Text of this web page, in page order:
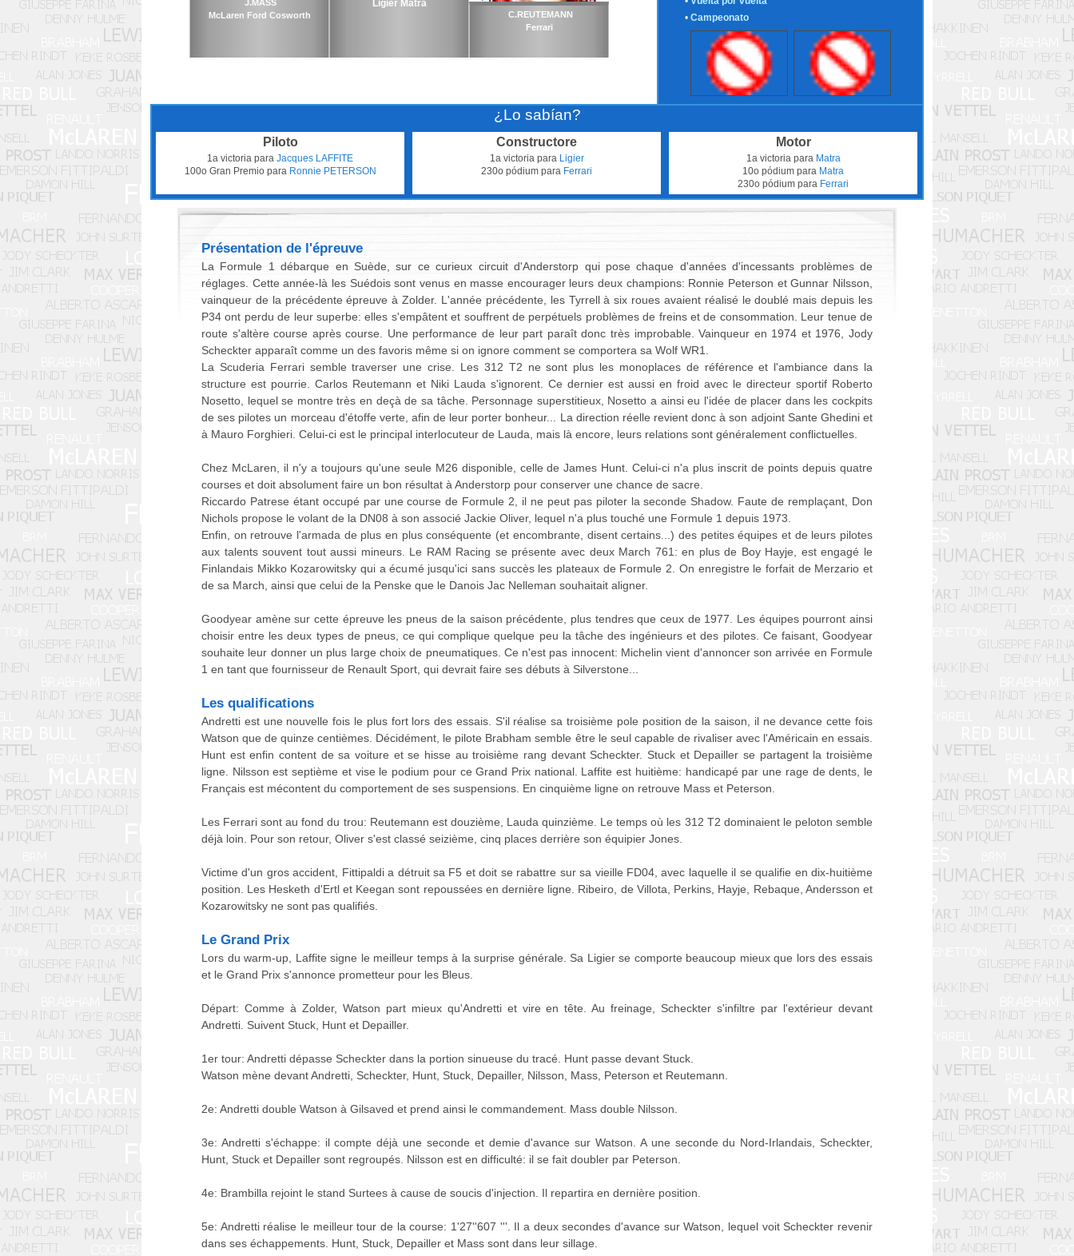
J.MASS
McLaren Ford Cosworth
Ligier Matra
C.REUTEMANN
Ferrari
• Campeonato
¿Lo sabían?
Piloto
1a victoria para Jacques LAFFITE
100o Gran Premio para Ronnie PETERSON
Constructore
1a victoria para Ligier
230o pódium para Ferrari
Motor
1a victoria para Matra
10o pódium para Matra
230o pódium para Ferrari
Présentation de l'épreuve
La Formule 1 débarque en Suède, sur ce curieux circuit d'Anderstorp qui pose chaque d'années d'incessants problèmes de
réglages. Cette année-là les Suédois sont venus en masse encourager leurs deux champions: Ronnie Peterson et Gunnar Nilsson,
vainqueur de la précédente épreuve à Zolder. L'année précédente, les Tyrrell à six roues avaient réalisé le doublé mais depuis les
P34 ont perdu de leur superbe: elles s'empâtent et souffrent de perpétuels problèmes de freins et de consommation. Leur tenue de
route s'altère course après course. Une performance de leur part paraît donc très improbable. Vainqueur en 1974 et 1976, Jody
Scheckter apparaît comme un des favoris même si on ignore comment se comportera sa Wolf WR1.
La Scuderia Ferrari semble traverser une crise. Les 312 T2 ne sont plus les monoplaces de référence et l'ambiance dans la
structure est pourrie. Carlos Reutemann et Niki Lauda s'ignorent. Ce dernier est aussi en froid avec le directeur sportif Roberto
Nosetto, lequel se montre très en deçà de sa tâche. Personnage superstitieux, Nosetto a ainsi eu l'idée de placer dans les cockpits
de ses pilotes un morceau d'étoffe verte, afin de leur porter bonheur... La direction réelle revient donc à son adjoint Sante Ghedini et
à Mauro Forghieri. Celui-ci est le principal interlocuteur de Lauda, mais là encore, leurs relations sont généralement conflictuelles.
Chez McLaren, il n'y a toujours qu'une seule M26 disponible, celle de James Hunt. Celui-ci n'a plus inscrit de points depuis quatre
courses et doit absolument faire un bon résultat à Anderstorp pour conserver une chance de sacre.
Riccardo Patrese étant occupé par une course de Formule 2, il ne peut pas piloter la seconde Shadow. Faute de remplaçant, Don
Nichols propose le volant de la DN08 à son associé Jackie Oliver, lequel n'a plus touché une Formule 1 depuis 1973.
Enfin, on retrouve l'armada de plus en plus conséquente (et encombrante, disent certains...) des petites équipes et de leurs pilotes
aux talents souvent tout aussi mineurs. Le RAM Racing se présente avec deux March 761: en plus de Boy Hayje, est engagé le
Finlandais Mikko Kozarowitsky qui a écumé jusqu'ici sans succès les plateaux de Formule 2. On enregistre le forfait de Merzario et
de sa March, ainsi que celui de la Penske que le Danois Jac Nelleman souhaitait aligner.
Goodyear amène sur cette épreuve les pneus de la saison précédente, plus tendres que ceux de 1977. Les équipes pourront ainsi
choisir entre les deux types de pneus, ce qui complique quelque peu la tâche des ingénieurs et des pilotes. Ce faisant, Goodyear
souhaite leur donner un plus large choix de pneumatiques. Ce n'est pas innocent: Michelin vient d'annoncer son arrivée en Formule
1 en tant que fournisseur de Renault Sport, qui devrait faire ses débuts à Silverstone...
Les qualifications
Andretti est une nouvelle fois le plus fort lors des essais. S'il réalise sa troisième pole position de la saison, il ne devance cette fois
Watson que de quinze centièmes. Décidément, le pilote Brabham semble être le seul capable de rivaliser avec l'Américain en essais.
Hunt est enfin content de sa voiture et se hisse au troisième rang devant Scheckter. Stuck et Depailler se partagent la troisième
ligne. Nilsson est septième et vise le podium pour ce Grand Prix national. Laffite est huitième: handicapé par une rage de dents, le
Français est mécontent du comportement de ses suspensions. En cinquième ligne on retrouve Mass et Peterson.
Les Ferrari sont au fond du trou: Reutemann est douzième, Lauda quinzième. Le temps où les 312 T2 dominaient le peloton semble
déjà loin. Pour son retour, Oliver s'est classé seizième, cinq places derrière son équipier Jones.
Victime d'un gros accident, Fittipaldi a détruit sa F5 et doit se rabattre sur sa vieille FD04, avec laquelle il se qualifie en dix-huitième
position. Les Hesketh d'Ertl et Keegan sont repoussées en dernière ligne. Ribeiro, de Villota, Perkins, Hayje, Rebaque, Andersson et
Kozarowitsky ne sont pas qualifiés.
Le Grand Prix
Lors du warm-up, Laffite signe le meilleur temps à la surprise générale. Sa Ligier se comporte beaucoup mieux que lors des essais
et le Grand Prix s'annonce prometteur pour les Bleus.
Départ: Comme à Zolder, Watson part mieux qu'Andretti et vire en tête. Au freinage, Scheckter s'infiltre par l'extérieur devant
Andretti. Suivent Stuck, Hunt et Depailler.
1er tour: Andretti dépasse Scheckter dans la portion sinueuse du tracé. Hunt passe devant Stuck.
Watson mène devant Andretti, Scheckter, Hunt, Stuck, Depailler, Nilsson, Mass, Peterson et Reutemann.
2e: Andretti double Watson à Gilsaved et prend ainsi le commandement. Mass double Nilsson.
3e: Andretti s'échappe: il compte déjà une seconde et demie d'avance sur Watson. A une seconde du Nord-Irlandais, Scheckter,
Hunt, Stuck et Depailler sont regroupés. Nilsson est en difficulté: il se fait doubler par Peterson.
4e: Brambilla rejoint le stand Surtees à cause de soucis d'injection. Il repartira en dernière position.
5e: Andretti réalise le meilleur tour de la course: 1'27''607 '''. Il a deux secondes d'avance sur Watson, lequel voit Scheckter revenir
dans ses échappements. Hunt, Stuck, Depailler et Mass sont dans leur sillage.